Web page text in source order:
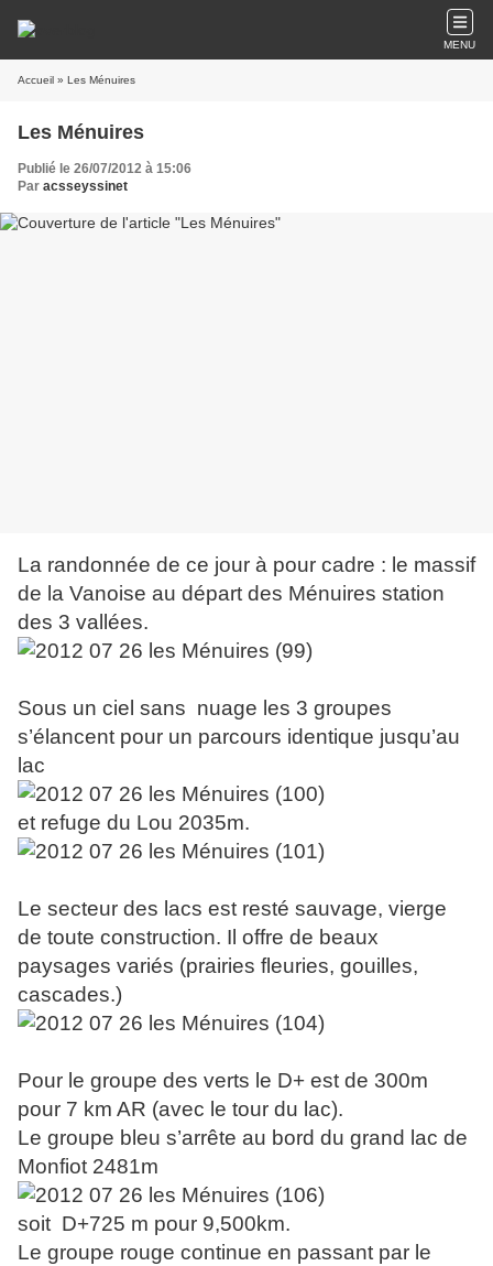
MENU
Accueil » Les Ménuires
Les Ménuires
Publié le 26/07/2012 à 15:06
Par acsseyssinet
La randonnée de ce jour à pour cadre : le massif
de la Vanoise au départ des Ménuires station
des 3 vallées.
Sous un ciel sans nuage les 3 groupes
s’élancent pour un parcours identique jusqu’au
lac
et refuge du Lou 2035m.
Le secteur des lacs est resté sauvage, vierge
de toute construction. Il offre de beaux
paysages variés (prairies fleuries, gouilles,
cascades.)
Pour le groupe des verts le D+ est de 300m
pour 7 km AR (avec le tour du lac).
Le groupe bleu s’arrête au bord du grand lac de
Monfiot 2481m
soit D+725 m pour 9,500km.
Le groupe rouge continue en passant par le